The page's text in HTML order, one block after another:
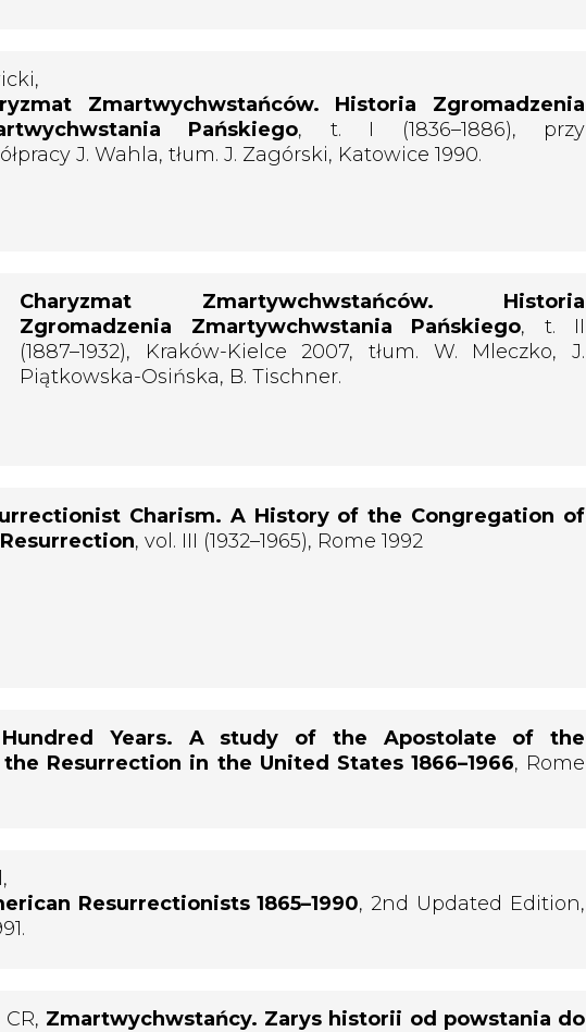
Zmartwychwstańców. Historia Zgromadzenia
Pańskiego, t. I (1836–1886), przy
J. Wahla, tłum. J. Zagórski, Katowice 1990.
Charyzmat Zmartywchwstańców. Historia
Zgromadzenia Zmartywchwstania Pańskiego, t. II
(1887–1932), Kraków-Kielce 2007, tłum. W. Mleczko, J.
Piątkowska-Osińska, B. Tischner.
Charism. A History of the Congregation of
, vol. III (1932–1965), Rome 1992
Years. A study of the Apostolate of the
Resurrection in the United States 1866–1966, Rome
Resurrectionists 1865–1990, 2nd Updated Edition,
Zmartwychwstańcy. Zarys historii od powstania do